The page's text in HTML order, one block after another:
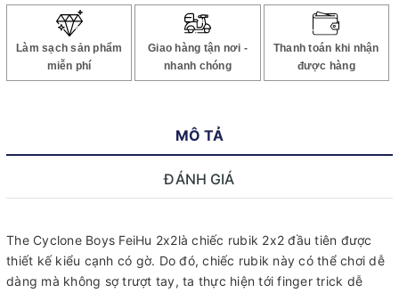
Làm sạch sản phẩm
miễn phí
Giao hàng tận nơi -
nhanh chóng
Thanh toán khi nhận
được hàng
MÔ TẢ
ĐÁNH GIÁ
The Cyclone Boys FeiHu 2x2là chiếc rubik 2x2 đầu tiên được
thiết kế kiểu cạnh có gờ. Do đó, chiếc rubik này có thể chơi dễ
dàng mà không sợ trượt tay, ta thực hiện tới finger trick dễ